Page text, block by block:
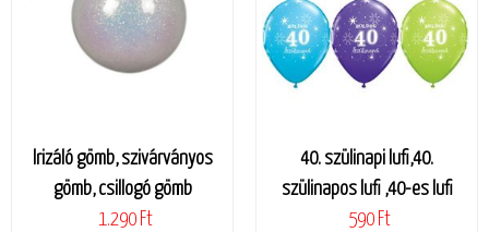
Irizáló gömb, szivárványos
gömb, csillogó gömb
1.290 Ft
40. szülinapi lufi,40.
szülinapos lufi ,40-es lufi
590 Ft